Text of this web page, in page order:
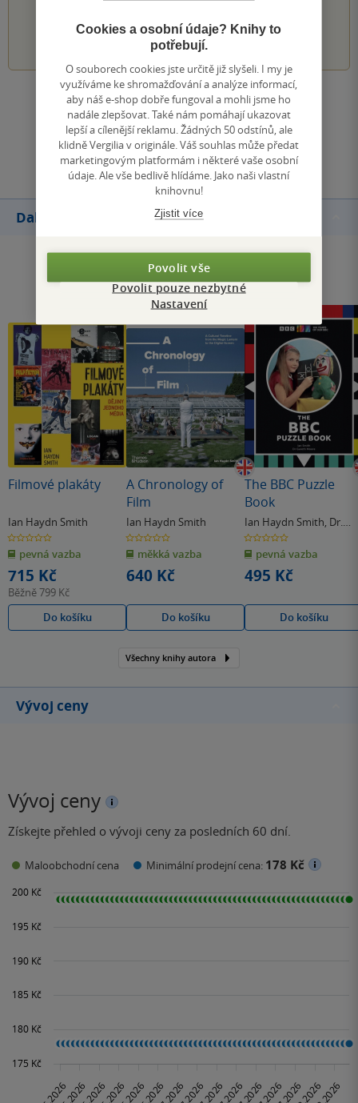
1 2 3 4 5
Zobrazit všechna hodnocení
Přidat hodnocení
Další knihy autora
Filmové plakáty
Ian Haydn Smith
0.0
z
5
hvězdiček
pevná vazba
715 Kč
Běžně799 Kč
Do košíku
A Chronology of
Film
Ian Haydn Smith
0.0
z
5
hvězdiček
měkká vazba
640 Kč
Do košíku
The BBC Puzzle
Book
Ian Haydn Smith, Dr.
Gareth Moore
0.0
z
5
hvězdiček
pevná vazba
495 Kč
Do košíku
Všechny knihy autora
Vývoj ceny
Vývoj ceny
Získejte přehled o vývoji ceny za posledních 60 dní.
Maloobchodní cena Minimální prodejní cena: 178 Kč
Cookies a osobní údaje? Knihy to
potřebují.
O souborech cookies jste určitě již slyšeli. I my je
využíváme ke shromažďování a analýze informací,
aby náš e-shop dobře fungoval a mohli jsme ho
nadále zlepšovat. Také nám pomáhají ukazovat
lepší a cílenější reklamu. Žádných 50 odstínů, ale
klidně Vergilia v originále. Váš souhlas může předat
marketingovým platformám i některé vaše osobní
údaje. Ale vše bedlivě hlídáme. Jako naši vlastní
knihovnu!
Zjistit více
Povolit vše
Povolit pouze nezbytné
Nastavení